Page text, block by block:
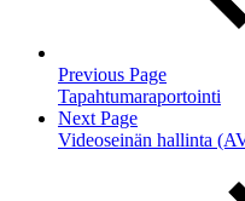
Previous Page
Tapahtumaraportointi
Next Page
Videoseinän hallinta